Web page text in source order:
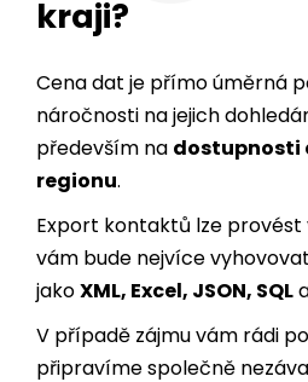
Cena dat je přímo úměrná
především nadostupnosti
regionu.
Export kontaktů lze provést
vám bude nejvíce
jakoXML, Excel, JSON, SQL
V případě zájmu vám rádi
připravíme společně
nabídku, která vám bude